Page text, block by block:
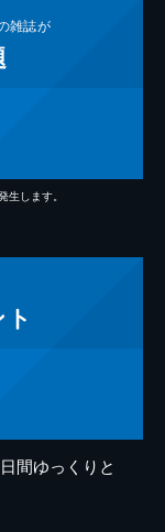
雑誌が
します。
間ゆっくりと